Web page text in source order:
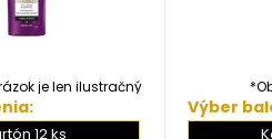
je len ilustračný
12 ks
Výber